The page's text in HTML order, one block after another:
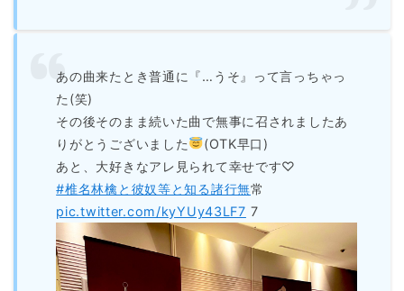
あの曲来たとき普通に『…うそ』って言っちゃっ
た(笑)
その後そのまま続いた曲で無事に召されましたあ
りがとうございました
(OTK早口)
あと、大好きなアレ見られて幸せです♡
#椎名林檎と彼奴等と知る諸行無常
pic.twitter.com/kyYUy43LF7 7